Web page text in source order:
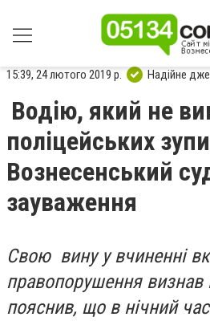
15:39, 24 лютого 2019 р. Надійне
Водію, який не
поліцейських
Вознесенський
зауваження
Свою вину у вчиненні
правопорушення визнав
пояснив, що в нічний